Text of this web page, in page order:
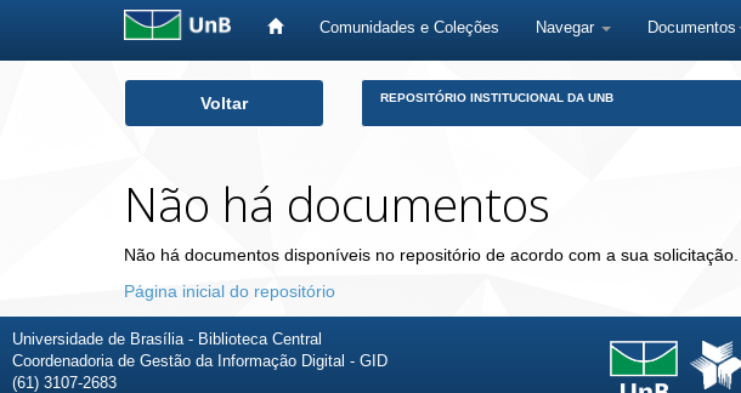
Comunidades e Coleções Navegar Documentos
Voltar REPOSITÓRIO INSTITUCIONAL DA UNB
Não há documentos
Não há documentos disponíveis no repositório de acordo com a sua solicitação.
Página inicial do repositório
Universidade de Brasília - Biblioteca Central
Coordenadoria de Gestão da Informação Digital - GID
(61) 3107-2683